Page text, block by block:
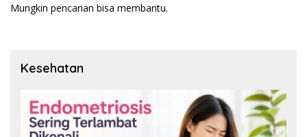
Mungkin pencarian bisa membantu.
Kesehatan